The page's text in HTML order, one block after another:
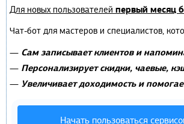
Для новых пользователей первый месяц
Чат-бот для мастеров и специалистов,
— Сам записывает клиентов и
— Персонализирует скидки, чаевые,
— Увеличивает доходимость и
Начать пользоваться